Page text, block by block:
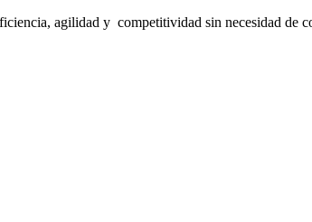
agilidad y competitividad sin necesidad